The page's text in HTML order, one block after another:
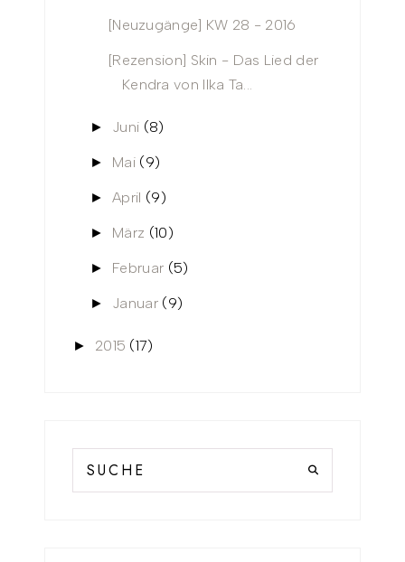
[Neuzugänge] KW 28 - 2016
[Rezension] Skin - Das Lied der
Kendra von Ilka Ta...
► Juni (8)
► Mai (9)
►April (9)
► März (10)
► Februar (5)
► Januar (9)
► 2015 (17)